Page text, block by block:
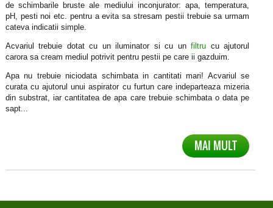
de schimbarile bruste ale mediului inconjurator: apa, temperatura,
pH, pesti noi etc. pentru a evita sa stresam pestii trebuie sa urmam
cateva indicatii simple.
Acvariul trebuie dotat cu un iluminator si cu unfiltru cu ajutorul
carora sa cream mediul potrivit pentru pestii pe care ii gazduim.
Apa nu trebuie niciodata schimbata in cantitati mari! Acvariul se
curata cu ajutorul unui aspirator cu furtun care indeparteaza mizeria
din substrat, iar cantitatea de apa care trebuie schimbata o data pe
sapt...
MAI MULT